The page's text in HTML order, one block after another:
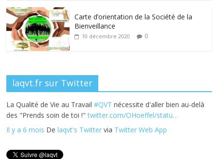
o
k
Carte d’orientation de la Société de la
Bienveillance
10 décembre 2020 0
laqvt.fr sur Twitter
La Qualité de Vie au Travail#QVT nécessite d'aller bien au-delà
des "Prends soin de toi !"twitter.com/OHoeffel/statu…
Il y a 6 mois Delaqvt's Twitter via Twitter Web App